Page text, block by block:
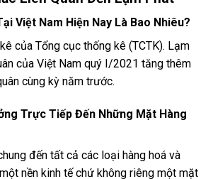
Việt Nam Hiện Nay Là Bao Nhiêu?
của Tổng cục thống kê (TCTK). Lạm
của Việt Nam quý I/2021 tăng thêm
cùng kỳ năm trước.
Trực Tiếp Đến Những Mặt Hàng
đến tất cả các loại hàng hoá và
nền kinh tế chứ không riêng một mặt